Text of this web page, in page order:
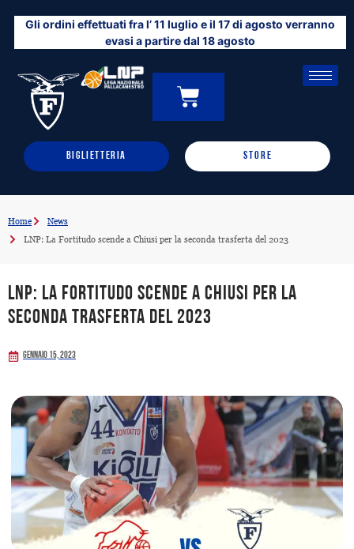
contenuto
Gli ordini effettuati fra l’ 11 luglio e il 17 di agosto verranno
evasi a partire dal 18 agosto
0
CARRELLO
BIGLIETTERIA STORE
Home
News
LNP: La Fortitudo scende a Chiusi per la seconda trasferta del 2023
LNP: La Fortitudo scende a Chiusi per la
seconda trasferta del 2023
Gennaio 15, 2023